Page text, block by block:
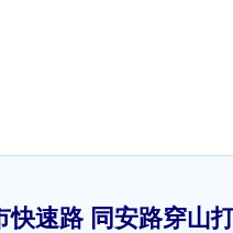
快速路 同安路穿山